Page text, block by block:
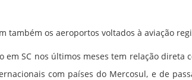
também os aeroportos voltados à aviação
em SC nos últimos meses tem relação direta
com países do Mercosul, e de